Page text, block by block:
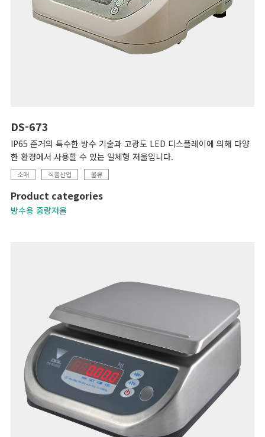
DS-673
IP65 준거의 특수한 방수 기술과 고광도 LED 디스플레이에 의해 다양
한 환경에서 사용할 수 있는 일체형 저울입니다.
소매 식품산업 물류
Product categories
방수용 중량저울